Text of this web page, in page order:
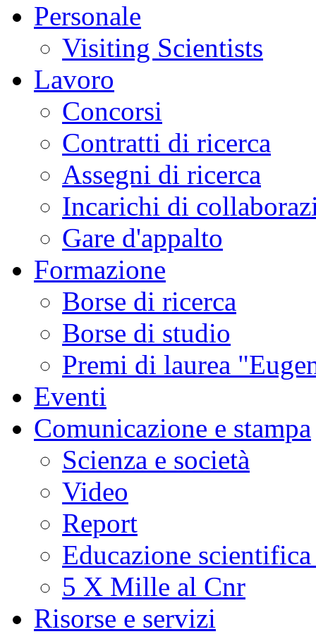
Personale
Visiting Scientists
Lavoro
Concorsi
Contratti di ricerca
Assegni di ricerca
Incarichi di
Gare d'appalto
Formazione
Borse di ricerca
Borse di studio
Premi di laurea
Eventi
Comunicazione e stampa
Scienza e società
Video
Report
Educazione
5 X Mille al Cnr
Risorse e servizi